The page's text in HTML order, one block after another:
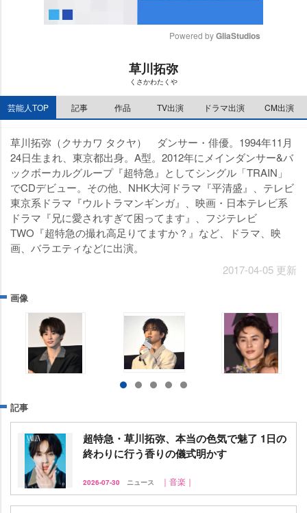
e
Powered by GliaStudios
草川拓弥
くさかわたく
芸能人TOP 記事 作品 TV出演 ドラマ出演 CM出演
草川拓弥（クサカワ タクヤ） ダンサー・俳優。1994年11月
24日生まれ、東京都出身。A型。2012年にメインダンサー&バ
ックボーカルグループ『超特急』としてシングル「TRAIN」
でCDデビュー。その他、NHK大河ドラマ『平清盛』、テレビ
東京系ドラマ『ウルトラマンギンガ』、映画・日本テレビ系
ドラマ『兄に愛されすぎて困ってます』、フジテレビ
TWO『超特急の撮れ高足りてますか？』など、ドラマ、映
画、バラエティなどに出演。
2017-04-05 更新
画像
記事
超特急・草川拓弥、本当の色気で魅了 1日の
終わりに行う香りの儀式明かす
2026-07-30 ニュース ｜音楽｜